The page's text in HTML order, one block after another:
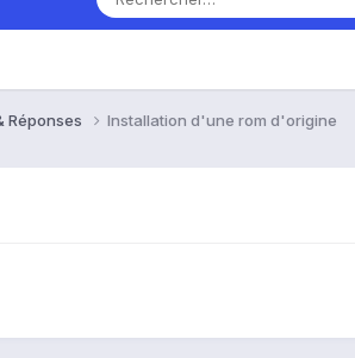
Réponses Installation d'une rom d'origine